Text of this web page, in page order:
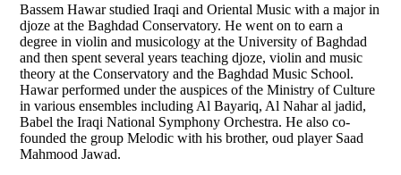
Bassem Hawar studied Iraqi and Oriental Music with a major in
djoze at the Baghdad Conservatory. He went on to earn a
degree in violin and musicology at the University of Baghdad
and then spent several years teaching djoze, violin and music
theory at the Conservatory and the Baghdad Music School.
Hawar performed under the auspices of the Ministry of Culture
in various ensembles including Al Bayariq, Al Nahar al jadid,
Babel the Iraqi National Symphony Orchestra. He also co-
founded the group Melodic with his brother, oud player Saad
Mahmood Jawad.